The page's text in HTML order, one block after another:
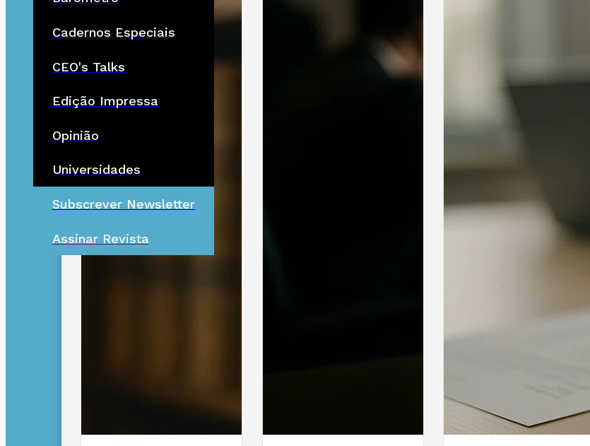
Cadernos Especiais
CEO's Talks
Edição Impressa
Opinião
Universidades
Subscrever Newsletter
Assinar Revista